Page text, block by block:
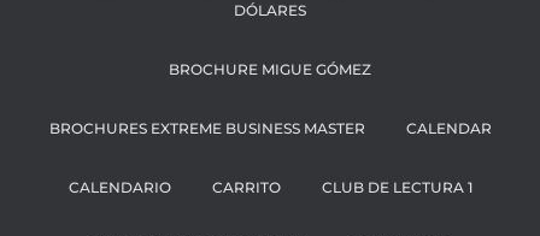
DÓLARES
BROCHURE MIGUE GÓMEZ
BROCHURES EXTREME BUSINESS MASTER CALENDAR
CALENDARIO CARRITO CLUB DE LECTURA 1